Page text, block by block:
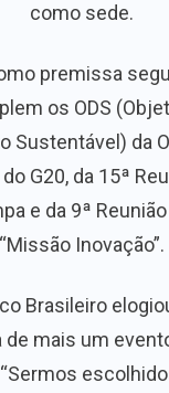
como sede.
premissa
os ODS
Sustentável) da
G20, da 15ª
e da 9ª
“Missão Inovação”.
Brasileiro
de mais um